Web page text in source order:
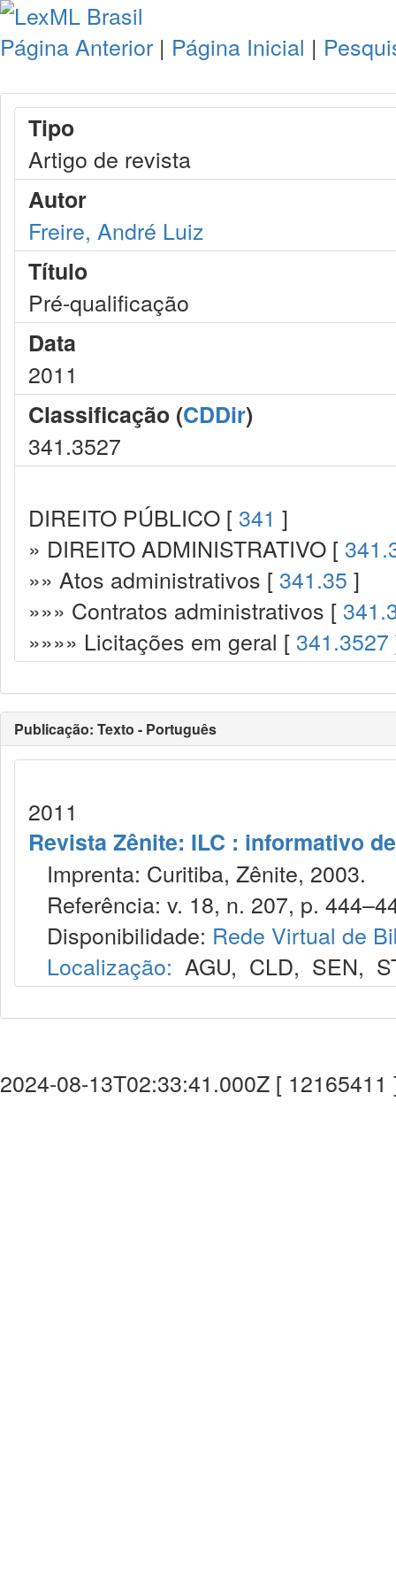
Página Anterior | Página Inicial |
Tipo
Artigo de revista
Autor
Freire, André Luiz
Título
Pré-qualificação
Data
2011
Classificação (CDDir)
341.3527
DIREITO PÚBLICO [ 341 ]
» DIREITO ADMINISTRATIVO [
»» Atos administrativos [ 341.35 ]
»»» Contratos administrativos [
»»»» Licitações em geral [ 341.3527
Publicação: Texto - Português
2011
Revista Zênite: ILC : informativo
Imprenta: Curitiba, Zênite, 2003.
Referência: v. 18, n. 207, p.
Disponibilidade: Rede Virtual de
Localização: AGU, CLD, SEN,
2024-08-13T02:33:41.000Z [ 12165411